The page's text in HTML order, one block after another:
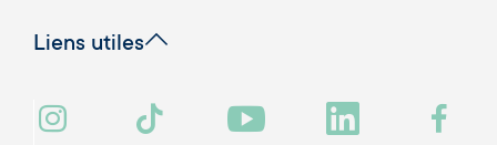
Liens utiles